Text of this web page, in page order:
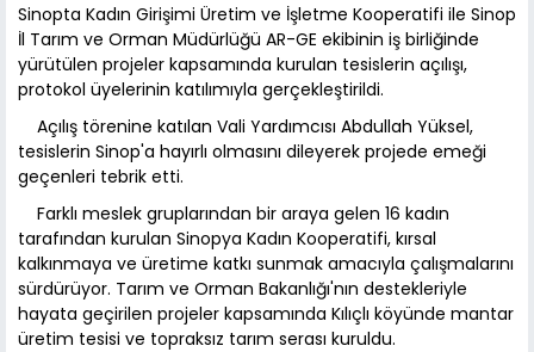
Sinopta Kadın Girişimi Üretim ve İşletme Kooperatifi ile Sinop
İl Tarım ve Orman Müdürlüğü AR-GE ekibinin iş birliğinde
yürütülen projeler kapsamında kurulan tesislerin açılışı,
protokol üyelerinin katılımıyla gerçekleştirildi.
Açılış törenine katılan Vali Yardımcısı Abdullah Yüksel,
tesislerin Sinop'a hayırlı olmasını dileyerek projede emeği
geçenleri tebrik etti.
Farklı meslek gruplarından bir araya gelen 16 kadın
tarafından kurulan Sinopya Kadın Kooperatifi, kırsal
kalkınmaya ve üretime katkı sunmak amacıyla çalışmalarını
sürdürüyor. Tarım ve Orman Bakanlığı'nın destekleriyle
hayata geçirilen projeler kapsamında Kılıçlı köyünde mantar
üretim tesisi ve topraksız tarım serası kuruldu.